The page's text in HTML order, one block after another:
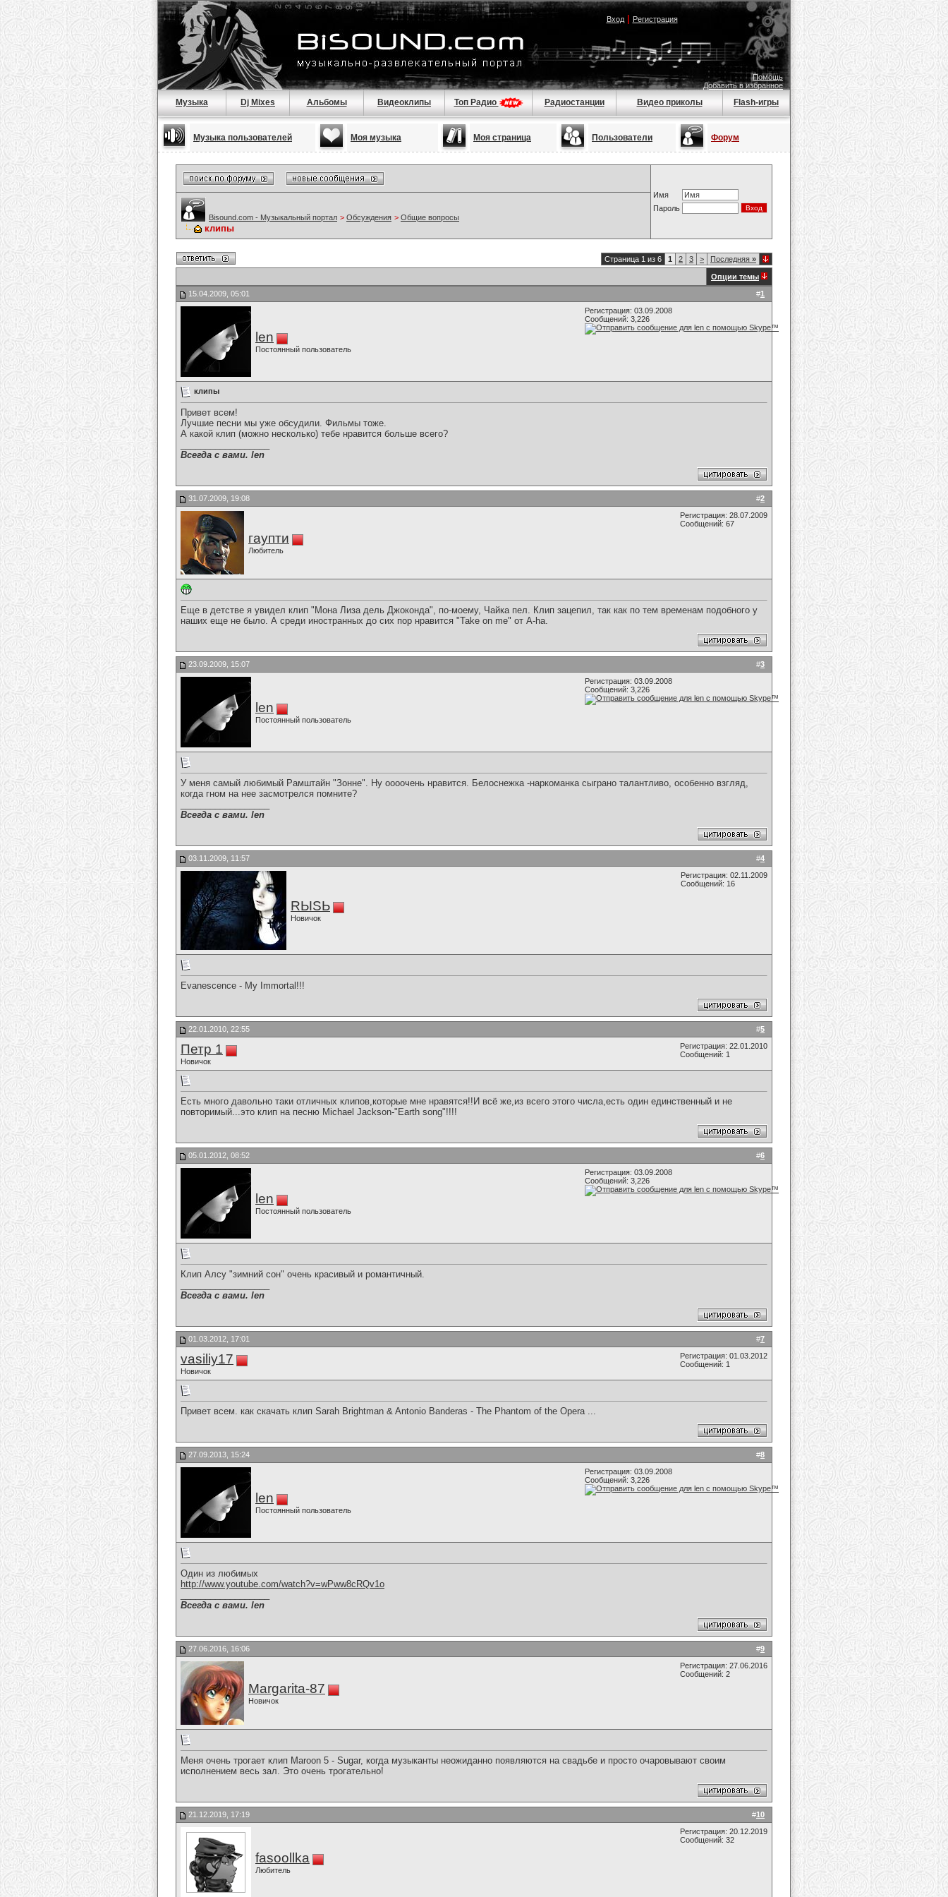
Вход| Регистрация
Помощь
Добавить в избранное
Музыка Dj Mixes Альбомы Видеоклипы Топ Радио Радиостанции Видео приколы Flash-игры
Музыка пользователей Моя музыка Моя страница Пользователи Форум
Имя
Пароль
Bisound.com - Музыкальный портал > Обсуждения > Общие вопросы
клипы
Страница 1 из 6 1 2 3 > Последняя »
Опции темы
#1
15.04.2009, 05:01
len
Постоянный пользователь
Регистрация: 03.09.2008
Сообщений: 3,226
клипы
Привет всем!
Лучшие песни мы уже обсудили. Фильмы тоже.
А какой клип (можно несколько) тебе нравится больше всего?
Всегда с вами. len
#2
31.07.2009, 19:08
гаупти
Любитель
Регистрация: 28.07.2009
Сообщений: 67
Еще в детстве я увидел клип "Мона Лиза дель Джоконда", по-моему, Чайка пел. Клип зацепил, так как по тем временам подобного у
наших еще не было. А среди иностранных до сих пор нравится "Take on me" от A-ha.
#3
23.09.2009, 15:07
len
Постоянный пользователь
Регистрация: 03.09.2008
Сообщений: 3,226
У меня самый любимый Рамштайн "Зонне". Ну оооочень нравится. Белоснежка -наркоманка сыграно талантливо, особенно взгляд,
когда гном на нее засмотрелся помните?
Всегда с вами. len
#4
03.11.2009, 11:57
RЫSЬ
Новичок
Регистрация: 02.11.2009
Сообщений: 16
Evanescence - My Immortal!!!
#5
22.01.2010, 22:55
Петр 1
Новичок
Регистрация: 22.01.2010
Сообщений: 1
Есть много давольно таки отличных клипов,которые мне нравятся!!И всё же,из всего этого числа,есть один единственный и не
повторимый...это клип на песню Michael Jackson-"Earth song"!!!!
#6
05.01.2012, 08:52
len
Постоянный пользователь
Регистрация: 03.09.2008
Сообщений: 3,226
Клип Алсу "зимний сон" очень красивый и романтичный.
Всегда с вами. len
#7
01.03.2012, 17:01
vasiliy17
Новичок
Регистрация: 01.03.2012
Сообщений: 1
Привет всем. как скачать клип Sarah Brightman & Antonio Banderas - The Phantom of the Opera ...
#8
27.09.2013, 15:24
len
Постоянный пользователь
Регистрация: 03.09.2008
Сообщений: 3,226
Один из любимых
http://www.youtube.com/watch?v=wPww8cRQv1o
Всегда с вами. len
#9
27.06.2016, 16:06
Margarita-87
Новичок
Регистрация: 27.06.2016
Сообщений: 2
Меня очень трогает клип Maroon 5 - Sugar, когда музыканты неожиданно появляются на свадьбе и просто очаровывают своим
исполнением весь зал. Это очень трогательно!
#10
21.12.2019, 17:19
fasoollka
Любитель
Регистрация: 20.12.2019
Сообщений: 32